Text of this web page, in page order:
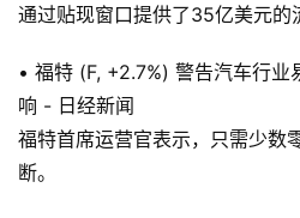
通过贴现窗口提供了35亿美元的
• 福特 (F, +2.7%) 警告汽车行业
响 - 日经新闻
福特首席运营官表示，只需少数
断。